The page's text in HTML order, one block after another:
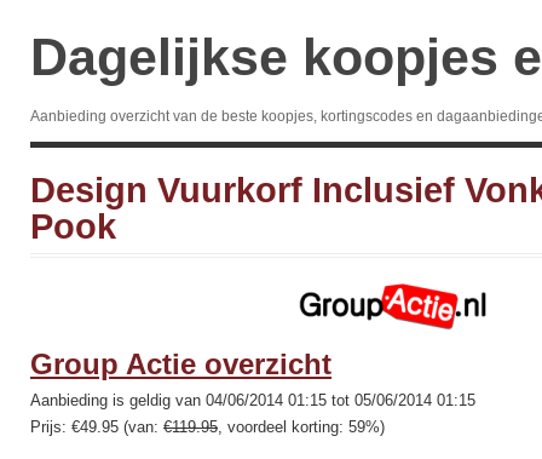
Dagelijkse koopjes
Aanbieding overzicht van de beste koopjes, kortingscodes en
Design Vuurkorf Inclusief
Pook
Group Actie overzicht
Aanbieding is geldig van 04/06/2014 01:15 tot 05/06/2014 01:15
Prijs: €49.95 (van: €119.95, voordeel korting: 59%)